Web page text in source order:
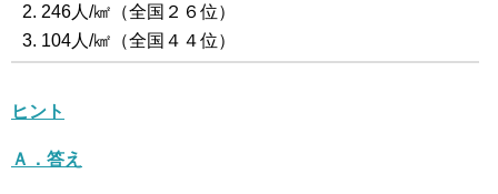
246人/㎢（全国２６位）
104人/㎢（全国４４位）
ヒント
Ａ．答え